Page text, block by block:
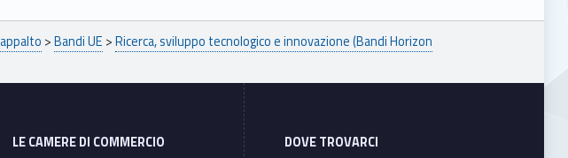
>Bandi UE >Ricerca, sviluppo tecnologico e innovazione (Bandi Horizon
LE CAMERE DI COMMERCIO DOVE TROVARCI